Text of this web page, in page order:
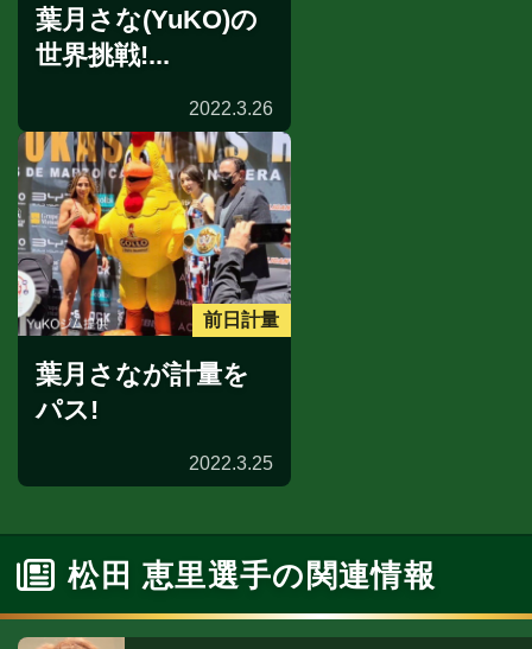
葉月さな(YuKO)の
世界挑戦!...
2022.3.26
前日計量
葉月さなが計量を
パス!
2022.3.25
松田 恵里選手の関連情報